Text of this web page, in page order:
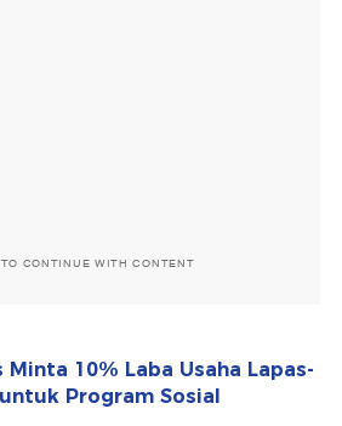
CONTINUE WITH CONTENT
10% Laba Usaha Lapas-
Program Sosial